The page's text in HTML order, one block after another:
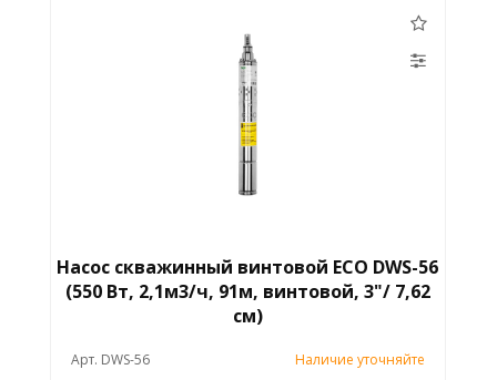
Насос скважинный винтовой ECO DWS-56
(550 Вт, 2,1м3/ч, 91м, винтовой, 3"/ 7,62
см)
Арт. DWS-56 Наличие уточняйте